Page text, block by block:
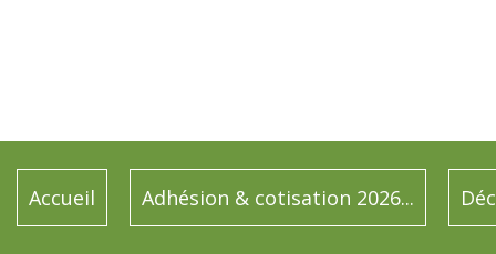
Accueil Adhésion & cotisation 2026...